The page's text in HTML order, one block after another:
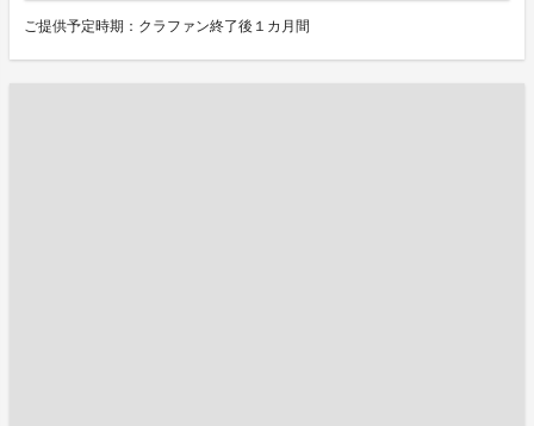
ご提供予定時期：クラファン終了後１カ月間